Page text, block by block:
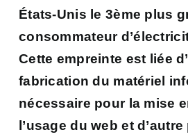
États-Unis le 3ème plus
consommateur
Cette empreinte est liée
fabrication du matériel
nécessaire pour la mise
l’usage du web et d’autre